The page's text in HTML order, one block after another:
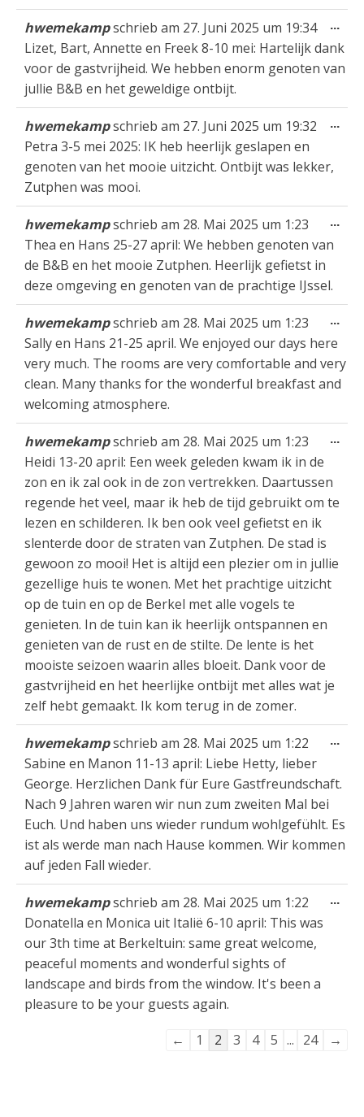
hwemekampschrieb am 27. Juni 2025 um 19:34
Lizet, Bart, Annette en Freek 8-10 mei: Hartelijk dank
voor de gastvrijheid. We hebben enorm genoten van
jullie B&B en het geweldige ontbijt.
...
hwemekampschrieb am 27. Juni 2025 um 19:32
Petra 3-5 mei 2025: IK heb heerlijk geslapen en
genoten van het mooie uitzicht. Ontbijt was lekker,
Zutphen was mooi.
...
hwemekampschrieb am 28. Mai 2025 um 1:23
Thea en Hans 25-27 april: We hebben genoten van
de B&B en het mooie Zutphen. Heerlijk gefietst in
deze omgeving en genoten van de prachtige IJssel.
...
hwemekampschrieb am 28. Mai 2025 um 1:23
Sally en Hans 21-25 april. We enjoyed our days here
very much. The rooms are very comfortable and very
clean. Many thanks for the wonderful breakfast and
welcoming atmosphere.
...
hwemekampschrieb am 28. Mai 2025 um 1:23
Heidi 13-20 april: Een week geleden kwam ik in de
zon en ik zal ook in de zon vertrekken. Daartussen
regende het veel, maar ik heb de tijd gebruikt om te
lezen en schilderen. Ik ben ook veel gefietst en ik
slenterde door de straten van Zutphen. De stad is
gewoon zo mooi! Het is altijd een plezier om in jullie
gezellige huis te wonen. Met het prachtige uitzicht
op de tuin en op de Berkel met alle vogels te
genieten. In de tuin kan ik heerlijk ontspannen en
genieten van de rust en de stilte. De lente is het
mooiste seizoen waarin alles bloeit. Dank voor de
gastvrijheid en het heerlijke ontbijt met alles wat je
zelf hebt gemaakt. Ik kom terug in de zomer.
...
hwemekampschrieb am 28. Mai 2025 um 1:22
Sabine en Manon 11-13 april: Liebe Hetty, lieber
George. Herzlichen Dank für Eure Gastfreundschaft.
Nach 9 Jahren waren wir nun zum zweiten Mal bei
Euch. Und haben uns wieder rundum wohlgefühlt. Es
ist als werde man nach Hause kommen. Wir kommen
auf jeden Fall wieder.
...
hwemekampschrieb am 28. Mai 2025 um 1:22
Donatella en Monica uit Italië 6-10 april: This was
our 3th time at Berkeltuin: same great welcome,
peaceful moments and wonderful sights of
landscape and birds from the window. It's been a
pleasure to be your guests again.
...
Navigation
← 1 2 3 4 5 ... 24 →